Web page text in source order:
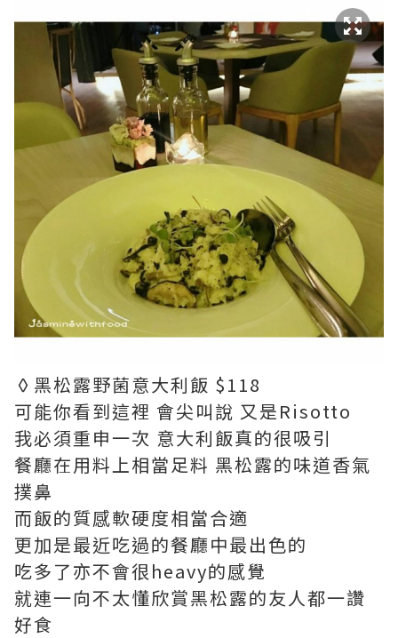
◊黑松露野菌意大利飯 $118
可能你看到這裡 會尖叫說 又是Risotto
我必須重申一次 意大利飯真的很吸引
餐廳在用料上相當足料 黑松露的味道香氣
撲鼻
而飯的質感軟硬度相當合適
更加是最近吃過的餐廳中最出色的
吃多了亦不會很heavy的感覺
就連一向不太懂欣賞黑松露的友人都一讚
好食